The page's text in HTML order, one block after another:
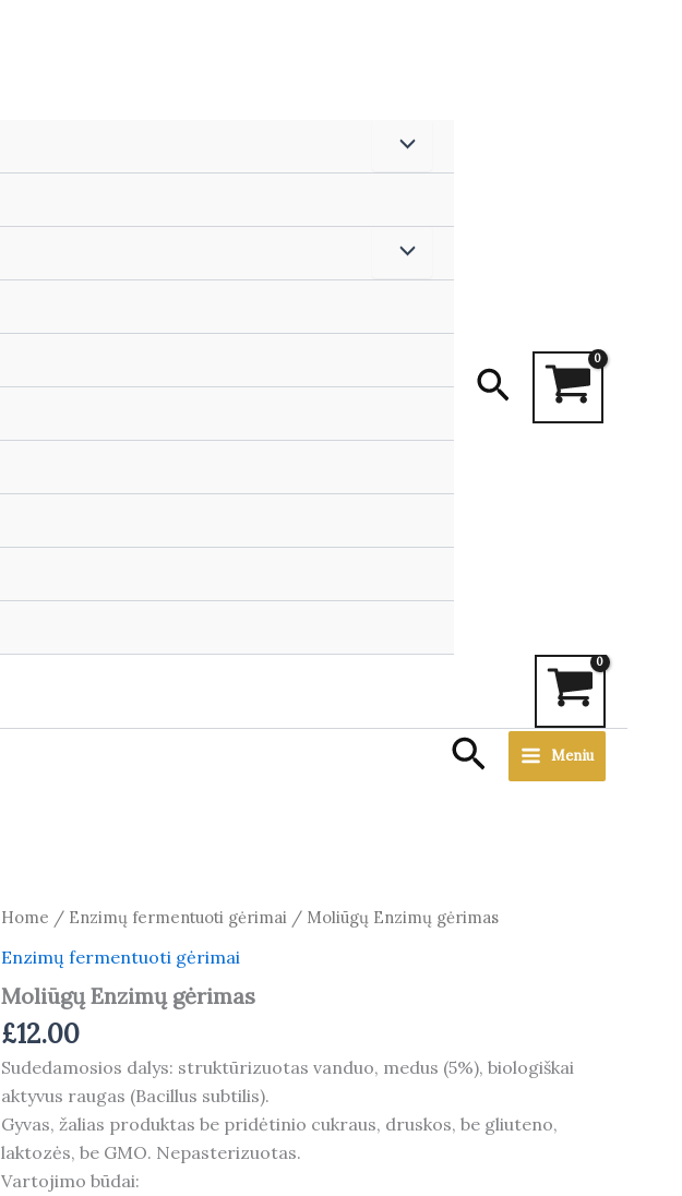
Search
SearchMeniu
Home / Enzimų fermentuoti gėrimai / Moliūgų Enzimų gėrimas
Enzimų fermentuoti gėrimai
Moliūgų Enzimų gėrimas
£12.00
Sudedamosios dalys: struktūrizuotas vanduo, medus (5%), biologiškai
aktyvus raugas (Bacillus subtilis).
Gyvas, žalias produktas be pridėtinio cukraus, druskos, be gliuteno,
laktozės, be GMO. Nepasterizuotas.
Vartojimo būdai: